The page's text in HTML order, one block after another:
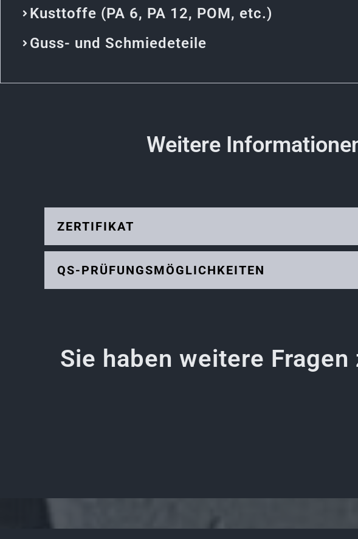
Kusttoffe (PA 6, PA 12, POM, etc.)
Guss- und Schmiedeteile
Weitere
ZERTIFIKAT
QS-PRÜFUNGSMÖGLICHKEITEN
Sie haben weitere